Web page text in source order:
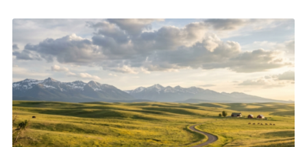
ただけません ■プレゼント内容 くちどけおこめぼー（全3種のう
ちいずれか1点）※種類はお選びいただけません ■キャンペーン
条件 …